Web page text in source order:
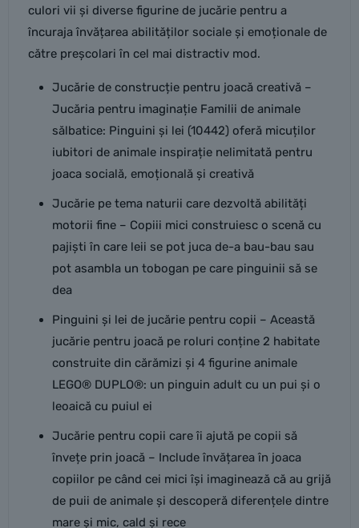
culori vii și diverse figurine de jucărie pentru a
încuraja învățarea abilităților sociale și emoționale de
către preșcolari în cel mai distractiv mod.
Jucărie de construcție pentru joacă creativă –
Jucăria pentru imaginație Familii de animale
sălbatice: Pinguini și lei (10442) oferă micuților
iubitori de animale inspirație nelimitată pentru
joaca socială, emoțională și creativă
Jucărie pe tema naturii care dezvoltă abilități
motorii fine – Copiii mici construiesc o scenă cu
pajiști în care leii se pot juca de-a bau-bau sau
pot asambla un tobogan pe care pinguinii să se
dea
Pinguini și lei de jucărie pentru copii – Această
jucărie pentru joacă pe roluri conține 2 habitate
construite din cărămizi și 4 figurine animale
LEGO® DUPLO®: un pinguin adult cu un pui și o
leoaică cu puiul ei
Jucărie pentru copii care îi ajută pe copii să
învețe prin joacă – Include învățarea în joaca
copiilor pe când cei mici își imaginează că au grijă
de puii de animale și descoperă diferențele dintre
mare și mic, cald și rece